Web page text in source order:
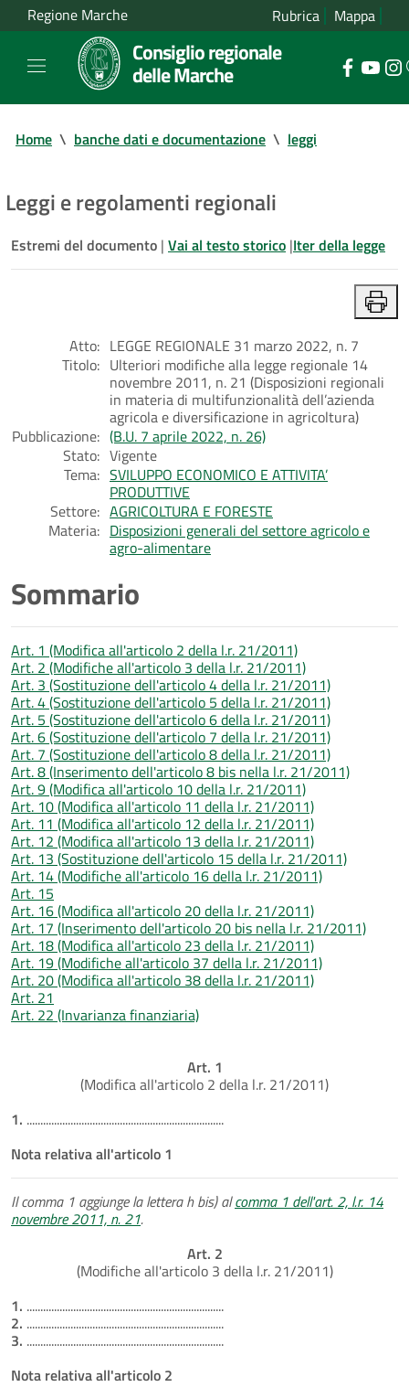
Regione Marche Rubrica Mappa
Consiglio regionale
delle Marche
Home \ banche dati e documentazione \ leggi
Leggi e regolamenti regionali
Estremi del documento | Vai al testo storico |Iter della legge
Atto: LEGGE REGIONALE 31 marzo 2022, n. 7
Titolo: Ulteriori modifiche alla legge regionale 14
novembre 2011, n. 21 (Disposizioni regionali
in materia di multifunzionalità dell’azienda
agricola e diversificazione in agricoltura)
Pubblicazione: (B.U. 7 aprile 2022, n. 26)
Stato: Vigente
Tema: SVILUPPO ECONOMICO E ATTIVITA’
PRODUTTIVE
Settore: AGRICOLTURA E FORESTE
Materia: Disposizioni generali del settore agricolo e
agro-alimentare
Sommario
Art. 1 (Modifica all'articolo 2 della l.r. 21/2011)
Art. 2 (Modifiche all'articolo 3 della l.r. 21/2011)
Art. 3 (Sostituzione dell'articolo 4 della l.r. 21/2011)
Art. 4 (Sostituzione dell'articolo 5 della l.r. 21/2011)
Art. 5 (Sostituzione dell'articolo 6 della l.r. 21/2011)
Art. 6 (Sostituzione dell'articolo 7 della l.r. 21/2011)
Art. 7 (Sostituzione dell'articolo 8 della l.r. 21/2011)
Art. 8 (Inserimento dell'articolo 8 bis nella l.r. 21/2011)
Art. 9 (Modifica all'articolo 10 della l.r. 21/2011)
Art. 10 (Modifica all'articolo 11 della l.r. 21/2011)
Art. 11 (Modifica all'articolo 12 della l.r. 21/2011)
Art. 12 (Modifica all'articolo 13 della l.r. 21/2011)
Art. 13 (Sostituzione dell'articolo 15 della l.r. 21/2011)
Art. 14 (Modifiche all'articolo 16 della l.r. 21/2011)
Art. 15
Art. 16 (Modifica all'articolo 20 della l.r. 21/2011)
Art. 17 (Inserimento dell'articolo 20 bis nella l.r. 21/2011)
Art. 18 (Modifica all'articolo 23 della l.r. 21/2011)
Art. 19 (Modifiche all'articolo 37 della l.r. 21/2011)
Art. 20 (Modifica all'articolo 38 della l.r. 21/2011)
Art. 21
Art. 22 (Invarianza finanziaria)
Art. 1
(Modifica all'articolo 2 della l.r. 21/2011)
1. ........................................................................
Nota relativa all'articolo 1
Il comma 1 aggiunge la lettera h bis) alcomma 1 dell'art. 2, l.r. 14
novembre 2011, n. 21.
Art. 2
(Modifiche all'articolo 3 della l.r. 21/2011)
1. ........................................................................
2. ........................................................................
3. ........................................................................
Nota relativa all'articolo 2